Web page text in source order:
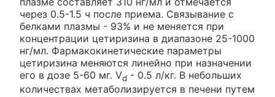
через 0.5-1.5 ч после приема. Связывание с
белками плазмы - 93% и не меняется при
концентрации цетиризина в диапазоне 25-1000
нг/мл. Фармакокинетические параметры
цетиризина меняются линейно при назначении
его в дозе 5-60 мг. Vd - 0.5 л/кг. В небольших
количествах метаболизируется в печени путем